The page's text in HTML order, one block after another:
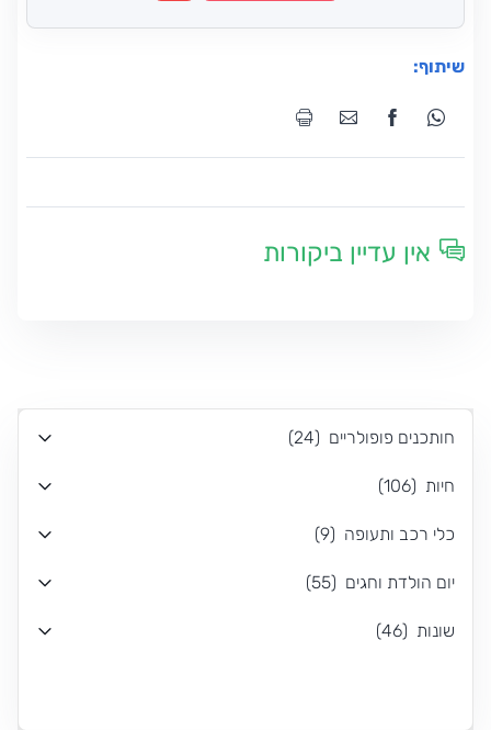
שיתוף:
אין עדיין ביקורות
חותכנים פופולריים (
24
)
חיות (
106
)
כלי רכב ותעופה (
9
)
יום הולדת וחגים (
55
)
שונות (
46
)